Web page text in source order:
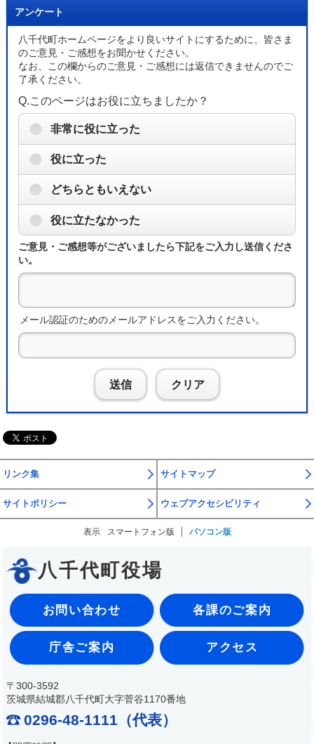
アンケート
八千代町ホームページをより良いサイトにするために、皆さま
のご意見・ご感想をお聞かせください。
なお、この欄からのご意見・ご感想には返信できませんのでご
了承ください。
Q.このページはお役に立ちましたか？
非常に役に立った
役に立った
どちらともいえない
役に立たなかった
ご意見・ご感想等がございましたら下記をご入力し送信くださ
い。
メール認証のためのメールアドレスをご入力ください。
送信 クリア
リンク集 サイトマップ
サイトポリシー ウェブアクセシビリティ
表示 スマートフォン版 パソコン版
八千代町役場
お問い合わせ 各課のご案内
庁舎ご案内 アクセス
〒300-3592
茨城県結城郡八千代町大字菅谷1170番地
0296-48-1111（代表）